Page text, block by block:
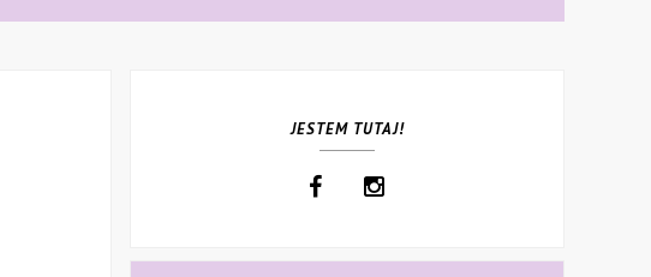
JESTEM TUTAJ!